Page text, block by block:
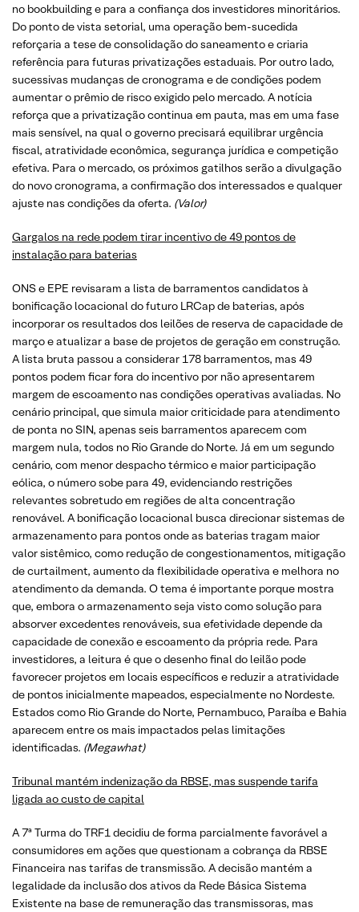
no bookbuilding e para a confiança dos investidores minoritários.
Do ponto de vista setorial, uma operação bem-sucedida
reforçaria a tese de consolidação do saneamento e criaria
referência para futuras privatizações estaduais. Por outro lado,
sucessivas mudanças de cronograma e de condições podem
aumentar o prêmio de risco exigido pelo mercado. A notícia
reforça que a privatização continua em pauta, mas em uma fase
mais sensível, na qual o governo precisará equilibrar urgência
fiscal, atratividade econômica, segurança jurídica e competição
efetiva. Para o mercado, os próximos gatilhos serão a divulgação
do novo cronograma, a confirmação dos interessados e qualquer
ajuste nas condições da oferta. (Valor)
Gargalos na rede podem tirar incentivo de 49 pontos de
instalação para baterias
ONS e EPE revisaram a lista de barramentos candidatos à
bonificação locacional do futuro LRCap de baterias, após
incorporar os resultados dos leilões de reserva de capacidade de
março e atualizar a base de projetos de geração em construção.
A lista bruta passou a considerar 178 barramentos, mas 49
pontos podem ficar fora do incentivo por não apresentarem
margem de escoamento nas condições operativas avaliadas. No
cenário principal, que simula maior criticidade para atendimento
de ponta no SIN, apenas seis barramentos aparecem com
margem nula, todos no Rio Grande do Norte. Já em um segundo
cenário, com menor despacho térmico e maior participação
eólica, o número sobe para 49, evidenciando restrições
relevantes sobretudo em regiões de alta concentração
renovável. A bonificação locacional busca direcionar sistemas de
armazenamento para pontos onde as baterias tragam maior
valor sistêmico, como redução de congestionamentos, mitigação
de curtailment, aumento da flexibilidade operativa e melhora no
atendimento da demanda. O tema é importante porque mostra
que, embora o armazenamento seja visto como solução para
absorver excedentes renováveis, sua efetividade depende da
capacidade de conexão e escoamento da própria rede. Para
investidores, a leitura é que o desenho final do leilão pode
favorecer projetos em locais específicos e reduzir a atratividade
de pontos inicialmente mapeados, especialmente no Nordeste.
Estados como Rio Grande do Norte, Pernambuco, Paraíba e Bahia
aparecem entre os mais impactados pelas limitações
identificadas. (Megawhat)
Tribunal mantém indenização da RBSE, mas suspende tarifa
ligada ao custo de capital
A 7ª Turma do TRF1 decidiu de forma parcialmente favorável a
consumidores em ações que questionam a cobrança da RBSE
Financeira nas tarifas de transmissão. A decisão mantém a
legalidade da inclusão dos ativos da Rede Básica Sistema
Existente na base de remuneração das transmissoras, mas